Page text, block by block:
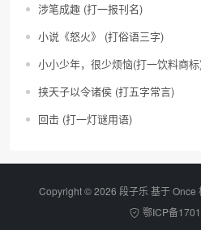
涉笔成趣 (打一报刊名)
小说《怒火》 (打俗语三字)
小小少年，很少烦恼(打一饮料商
挟天子以令诸侯 (打五字常言)
回击 (打一灯谜用语)
Copyright © 2026 段子乐 基于 Once
鄂ICP备